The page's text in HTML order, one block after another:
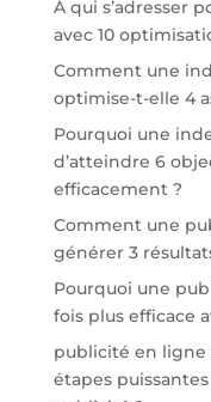
À qui s’adresser
avec 10
Comment une
optimise-t-elle 4
Pourquoi une
d’atteindre 6
efficacement ?
Comment une
générer 3
Pourquoi une
fois plus efficace
publicité en ligne
étapes